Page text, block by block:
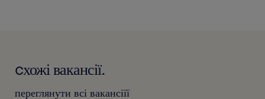
cхожі вакансії.
переглянути всі вакансіїї